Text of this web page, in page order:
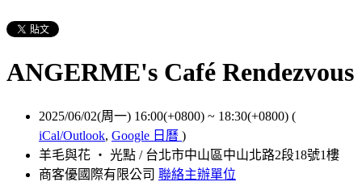
ANGERME's Café Rendezvous
2025/06/02(周一) 16:00(+0800) ~ 18:30(+0800) (
iCal/Outlook, Google 日曆 )
羊毛與花 ‧ 光點 / 台北市中山區中山北路2段18號1樓
商客優國際有限公司 聯絡主辦單位